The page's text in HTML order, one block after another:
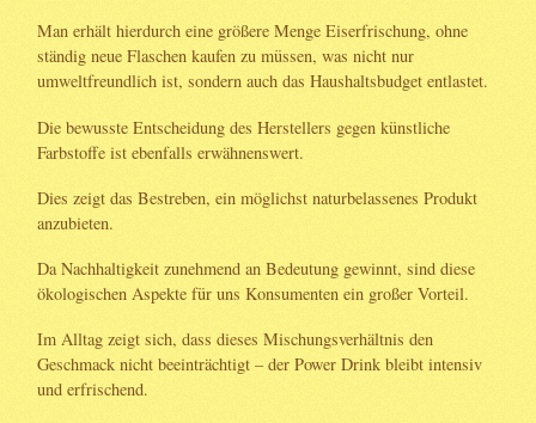
Man erhält hierdurch eine größere Menge Eiserfrischung, ohne
ständig neue Flaschen kaufen zu müssen, was nicht nur
umweltfreundlich ist, sondern auch das Haushaltsbudget entlastet.
Die bewusste Entscheidung des Herstellers gegen künstliche
Farbstoffe ist ebenfalls erwähnenswert.
Dies zeigt das Bestreben, ein möglichst naturbelassenes Produkt
anzubieten.
Da Nachhaltigkeit zunehmend an Bedeutung gewinnt, sind diese
ökologischen Aspekte für uns Konsumenten ein großer Vorteil.
Im Alltag zeigt sich, dass dieses Mischungsverhältnis den
Geschmack nicht beeinträchtigt – der Power Drink bleibt intensiv
und erfrischend.